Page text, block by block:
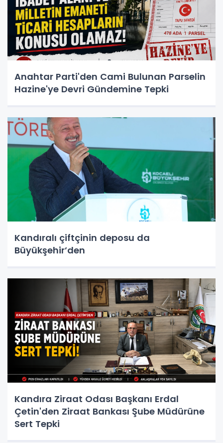
Anahtar Parti'den Cami Bulunan Parselin
Hazine'ye Devri Gündemine Tepki
Kandıralı çiftçinin deposu da
Büyükşehir’den
Kandıra Ziraat Odası Başkanı Erdal
Çetin'den Ziraat Bankası Şube Müdürüne
Sert Tepki